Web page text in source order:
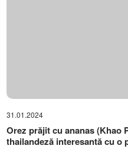
31.01.2024
Orez prăjit cu ananas (Khao
thailandeză interesantă cu o